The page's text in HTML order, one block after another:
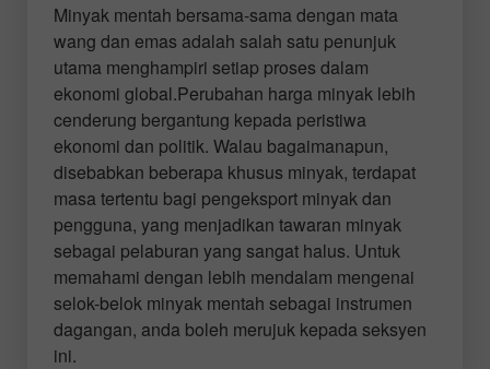
Minyak mentah bersama-sama dengan mata
wang dan emas adalah salah satu penunjuk
utama menghampiri setiap proses dalam
ekonomi global.Perubahan harga minyak lebih
cenderung bergantung kepada peristiwa
ekonomi dan politik. Walau bagaimanapun,
disebabkan beberapa khusus minyak, terdapat
masa tertentu bagi pengeksport minyak dan
pengguna, yang menjadikan tawaran minyak
sebagai pelaburan yang sangat halus. Untuk
memahami dengan lebih mendalam mengenai
selok-belok minyak mentah sebagai instrumen
dagangan, anda boleh merujuk kepada seksyen
ini.